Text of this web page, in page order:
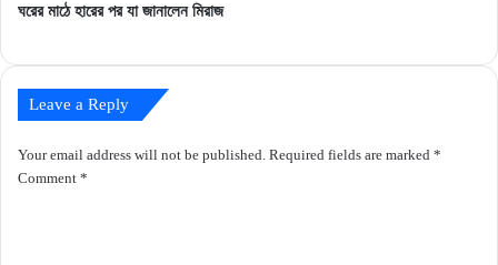
ঘরের মাঠে হারের পর যা জানালেন মিরাজ
Leave a Reply
Your email address will not be published. Required fields are marked *
Comment *